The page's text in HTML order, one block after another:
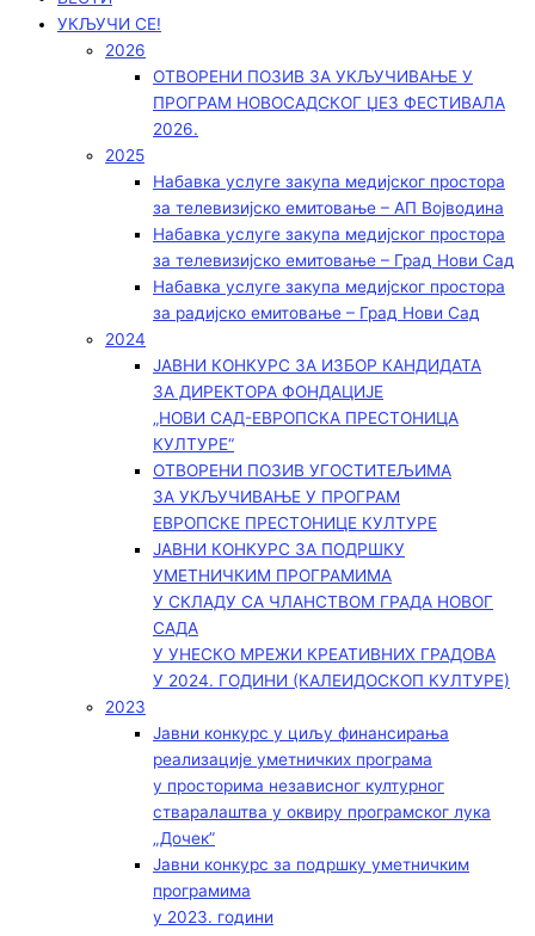
УКЉУЧИ СЕ!
2026
ОТВОРЕНИ ПОЗИВ ЗА УКЉУЧИВАЊЕ У
ПРОГРАМ НОВОСАДСКОГ ЏЕЗ ФЕСТИВАЛА
2026.
2025
Набавка услуге закупа медијског простора
за телевизијско емитовање – АП Војводинa
Набавка услуге закупа медијског простора
за телевизијско емитовање – Град Нови Сад
Набавка услуге закупа медијског простора
за радијско емитовање – Град Нови Сад
2024
ЈАВНИ КОНКУРС ЗА ИЗБОР КАНДИДАТА
ЗА ДИРЕКТОРА ФОНДАЦИЈЕ
„НОВИ САД-ЕВРОПСКА ПРЕСТОНИЦА
КУЛТУРЕ“
ОТВОРЕНИ ПОЗИВ УГОСТИТЕЉИМА
ЗА УКЉУЧИВАЊЕ У ПРОГРАМ
ЕВРОПСКЕ ПРЕСТОНИЦЕ КУЛТУРЕ
ЈАВНИ КОНКУРС ЗА ПОДРШКУ
УМЕТНИЧКИМ ПРОГРАМИМА
У СКЛАДУ СА ЧЛАНСТВОМ ГРАДА НОВОГ
САДА
У УНЕСКО МРЕЖИ КРЕАТИВНИХ ГРАДОВА
У 2024. ГОДИНИ (КАЛЕИДОСКОП КУЛТУРЕ)
2023
Јавни конкурс у циљу финансирања
реализације уметничких програма
у просторима независног културног
стваралаштва у оквиру програмског лука
„Дочек”
Јавни конкурс за подршку уметничким
програмима
у 2023. години